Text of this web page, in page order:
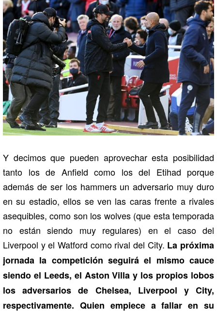
Y decimos que pueden aprovechar esta posibilidad
tanto los de Anfield como los del Etihad porque
además de ser los hammers un adversario muy duro
en su estadio, ellos se ven las caras frente a rivales
asequibles, como son los wolves (que esta temporada
no están siendo muy regulares) en el caso del
Liverpool y el Watford como rival del City. La próxima
jornada la competición seguirá el mismo cauce
siendo el Leeds, el Aston Villa y los propios lobos
los adversarios de Chelsea, Liverpool y City,
respectivamente. Quien empiece a fallar en su